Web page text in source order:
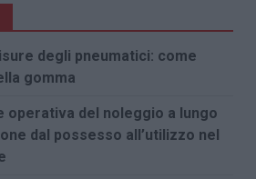
degli pneumatici: come
gomma
operativa del noleggio a lungo
dal possesso all’utilizzo nel